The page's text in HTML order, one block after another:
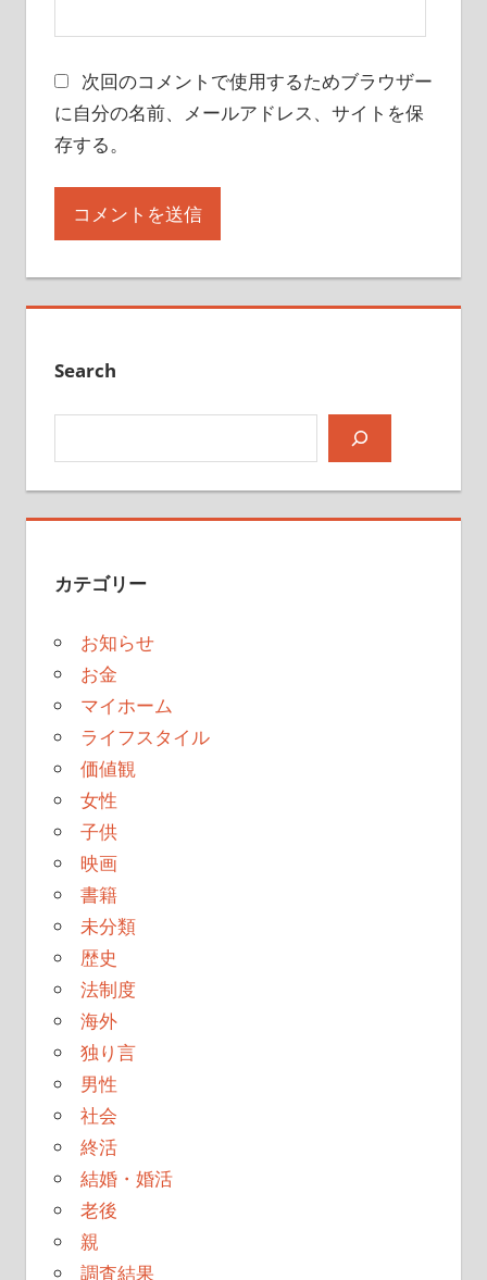
次回のコメントで使用するためブラウザー
に自分の名前、メールアドレス、サイトを保
存する。
Search
カテゴリー
お知らせ
お金
マイホーム
ライフスタイル
価値観
女性
子供
映画
書籍
未分類
歴史
法制度
海外
独り言
男性
社会
終活
結婚・婚活
老後
親
調査結果